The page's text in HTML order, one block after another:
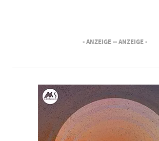
- ANZEIGE -- ANZEIGE -